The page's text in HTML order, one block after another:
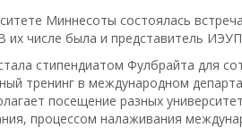
Миннесоты состоялась
их числе была и представитель
стипендиатом Фулбрайта для
тренинг в международном
посещение разных
процессом налаживания